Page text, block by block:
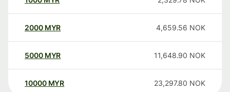
2000 MYR 4,659.56 NOK
5000 MYR 11,648.90 NOK
10000 MYR 23,297.80 NOK